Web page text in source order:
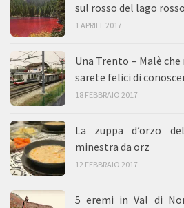
sul rosso del lago rosso
1 APRILE 2017
Una Trento – Malè
sarete felici di
18 FEBBRAIO 2017
La zuppa d’orzo
minestra da orz
12 FEBBRAIO 2017
5 eremi in Val di